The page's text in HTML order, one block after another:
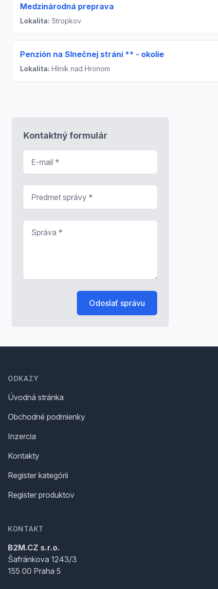
Medzinárodná preprava
Lokalita: Stropkov
Penzión na Slnečnej stráni ** - okolie
Lokalita: Hliník nad Hronom
Kontaktný formulár
Odoslať správu
ODKAZY
Úvodná stránka
Obchodné podmienky
Inzercia
Kontakty
Register kategórii
Register produktov
KONTAKT
B2M.CZ s.r.o.
Šafránkova 1243/3
155 00 Praha 5